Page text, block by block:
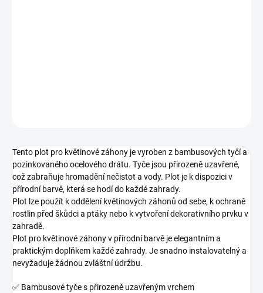
Tento plot pro květinové záhony je vyroben z bambusových tyčí a
pozinkovaného ocelového drátu. Tyče jsou přirozeně uzavřené,
což zabraňuje hromadění nečistot a vody. Plot je k dispozici v
přírodní barvě, která se hodí do každé zahrady.
Plot lze použít k oddělení květinových záhonů od sebe, k ochraně
rostlin před škůdci a ptáky nebo k vytvoření dekorativního prvku v
zahradě.
Plot pro květinové záhony v přírodní barvě je elegantním a
praktickým doplňkem každé zahrady. Je snadno instalovatelný a
nevyžaduje žádnou zvláštní údržbu.
✅ Bambusové tyče s přirozeně uzavřeným vrchem